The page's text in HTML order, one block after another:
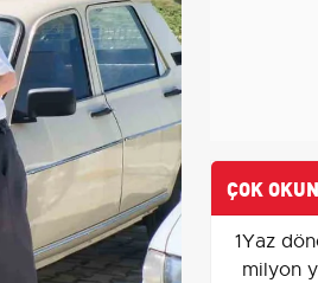
ÇOK
1Yaz
milyon